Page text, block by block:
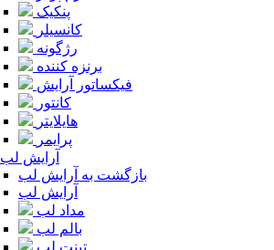
پنکیک
کانسیلر
رژگونه
برنزه کننده
فیکساتور آرایش
کانتور
هایلایتر
پرایمر
آرایش لب
بازگشت به آرایش لب
آرایش لب
مداد لب
بالم لب
تینت لب